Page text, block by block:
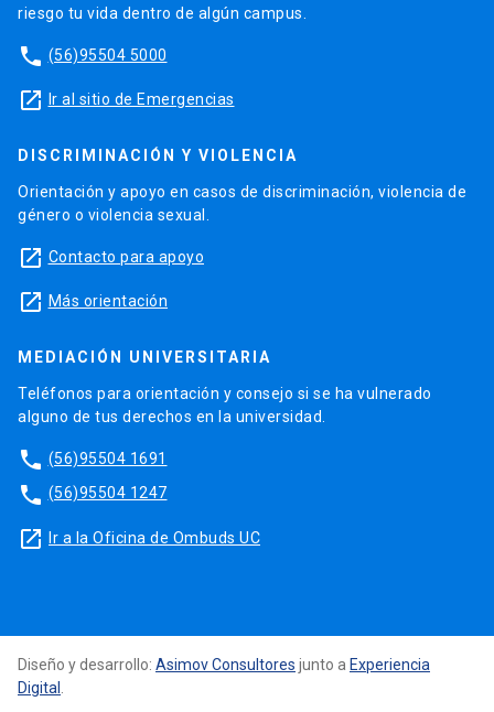
riesgo tu vida dentro de algún campus.
phone (56)95504 5000
launch Ir al sitio de Emergencias
DISCRIMINACIÓN Y VIOLENCIA
Orientación y apoyo en casos de discriminación, violencia de
género o violencia sexual.
launch Contacto para apoyo
launch Más orientación
MEDIACIÓN UNIVERSITARIA
Teléfonos para orientación y consejo si se ha vulnerado
alguno de tus derechos en la universidad.
phone (56)95504 1691
phone (56)95504 1247
launch Ir a la Oficina de Ombuds UC
Diseño y desarrollo: Asimov Consultores junto a Experiencia
Digital